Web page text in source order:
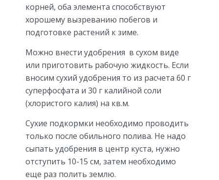
корней, оба элемента способствуют
хорошему вызреванию побегов и
подготовке растений к зиме.
Можно внести удобрения в сухом виде
или приготовить рабочую жидкость. Если
вносим сухий удобрения то из расчета 60 г
суперфосфата и 30 г калийной соли
(хлористого калия) на кв.м.
Сухие подкормки необходимо проводить
только после обильного полива. Не надо
сыпать удобрения в центр куста, нужно
отступить 10-15 см, затем необходимо
еще раз полить землю.